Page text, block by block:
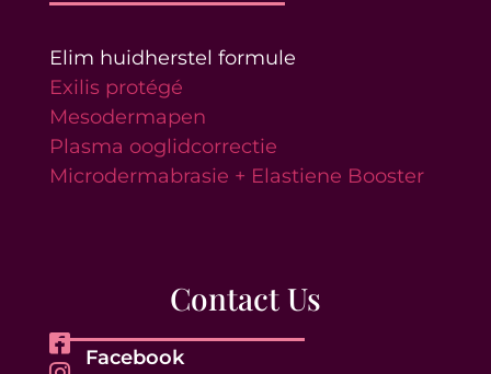
Elim huidherstel formule
Exilis protégé
Mesodermapen
Plasma ooglidcorrectie
Microdermabrasie + Elastiene Booster
Contact Us
Facebook